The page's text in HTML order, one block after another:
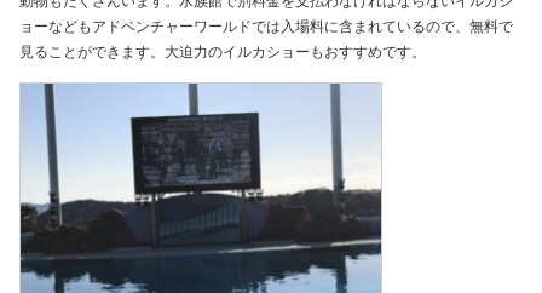
ョーなどもアドベンチャーワールドでは入場料に含まれているので、無料で
見ることができます。大迫力のイルカショーもおすすめです。